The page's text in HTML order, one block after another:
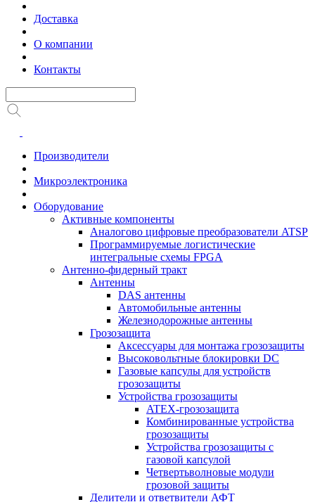
Доставка
О компании
Контакты
Производители
Микроэлектроника
Оборудование
Активные компоненты
Аналогово цифровые преобразователи ATSP
Программируемые логистические
интегральные схемы FPGA
Антенно-фидерный тракт
Антенны
DAS антенны
Автомобильные антенны
Железнодорожные антенны
Грозозащита
Аксессуары для монтажа грозозащиты
Высоковольтные блокировки DC
Газовые капсулы для устройств
грозозащиты
Устройства грозозащиты
ATEX-грозозащита
Комбинированные устройства
грозозащиты
Устройства грозозащиты с
газовой капсулой
Четвертьволновые модули
грозовой защиты
Делители и ответвители АФТ